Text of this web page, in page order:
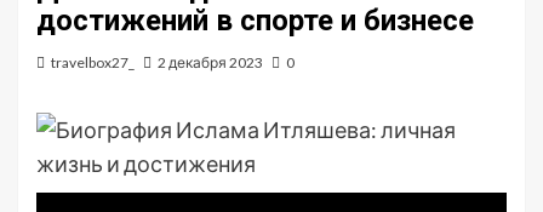
достижений в спорте и бизнесе
travelbox27_ 2 декабря 2023 0